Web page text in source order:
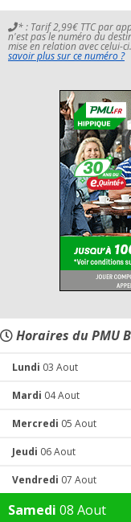
* : Tarif 2,99€ TTC par
n'est pas le numéro du
mise en relation avec celui-
savoir plus sur ce numéro ?
Horaires du PMU
Lundi 03 Aout
Mardi 04 Aout
Mercredi 05 Aout
Jeudi 06 Aout
Vendredi 07 Aout
Samedi 08 Aout